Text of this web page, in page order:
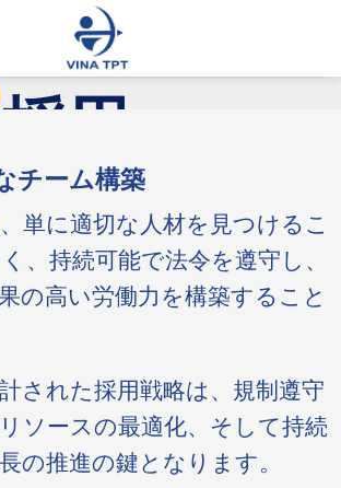
用
ート
用、規
チーム構築
単に適切な人材を見つけるこ
、持続可能で法令を遵守し、
の高い労働力を構築すること
された採用戦略は、規制遵守
ソースの最適化、そして持続
の推進の鍵となります。